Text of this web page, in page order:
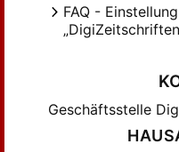
Krebs, Carl
Kretzschmar,
Kruse, Georg
Liliencron, R.
FAQ -
Geschäftsstelle